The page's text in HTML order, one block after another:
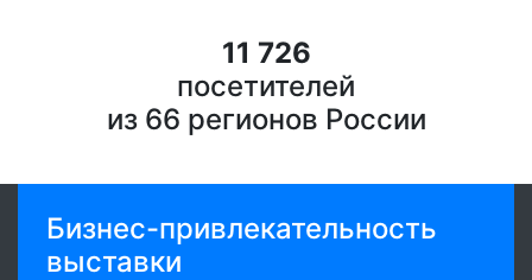
11 726
посетителей
из 66 регионов России
Бизнес-привлекательность
выставки